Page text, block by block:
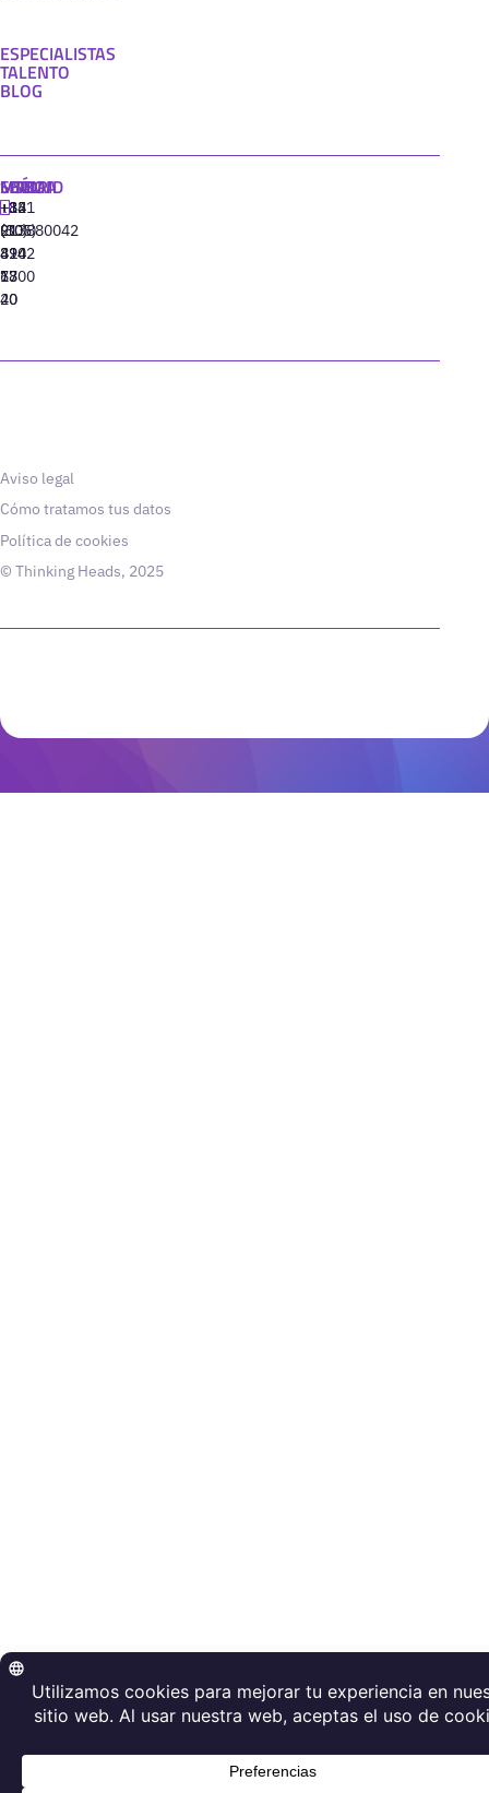
ESPECIALISTAS
TALENTO
BLOG
MADRID
+34
91
310
77
40
MIAMI
+1
(305)
424
13
20
SEÚL
+82
(10)
8942
6800
LISBOA
‪+351
213880042
Aviso legal
Cómo tratamos tus datos
Política de cookies
© Thinking Heads, 2025